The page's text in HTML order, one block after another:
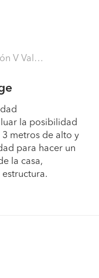
- Valparaíso)
la posibilidad
metros de alto y
para hacer un
la casa,